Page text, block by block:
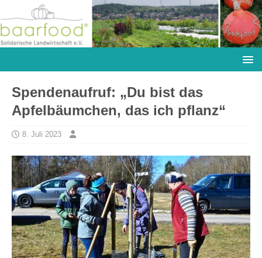
Spendenaufruf: „Du bist das
Apfelbäumchen, das ich pflanz“
8. Juli 2023